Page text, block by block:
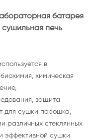
батарея
сушильная печь
в
химическая
защита
для сушки порошка,
различных стеклянных
эффективной сушки